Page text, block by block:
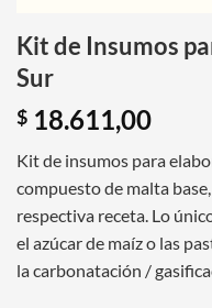
Kit de Insumos
Sur
$ 18.611,00
Kit de insumos para
compuesto de malta
respectiva receta. Lo
el azúcar de maíz o las
la carbonatación /